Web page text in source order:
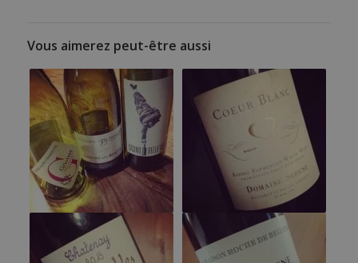
Vous aimerez peut-être aussi